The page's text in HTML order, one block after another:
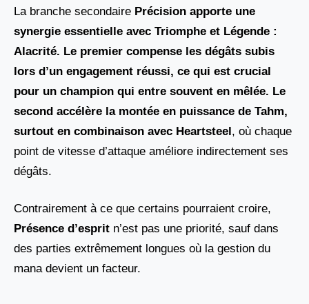
La branche secondaire Précision apporte une
synergie essentielle avec Triomphe et Légende :
Alacrité. Le premier compense les dégâts subis
lors d’un engagement réussi, ce qui est crucial
pour un champion qui entre souvent en mêlée. Le
second accélère la montée en puissance de Tahm,
surtout en combinaison avec Heartsteel, où chaque
point de vitesse d’attaque améliore indirectement ses
dégâts.
Contrairement à ce que certains pourraient croire,
Présence d’esprit n’est pas une priorité, sauf dans
des parties extrêmement longues où la gestion du
mana devient un facteur.